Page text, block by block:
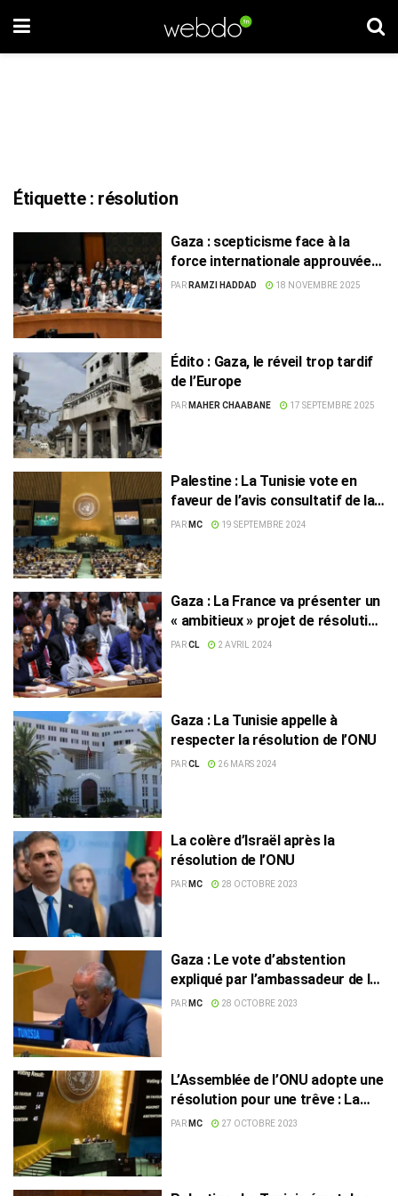
Étiquette : résolution
Gaza : scepticisme face à la
force internationale approuvée
par l’ONU
PAR RAMZI HADDAD 18 NOVEMBRE 2025
Édito : Gaza, le réveil trop tardif
de l’Europe
PAR MAHER CHAABANE 17 SEPTEMBRE 2025
Palestine : La Tunisie vote en
faveur de l’avis consultatif de la
CIJ
PAR MC 19 SEPTEMBRE 2024
Gaza : La France va présenter un
« ambitieux » projet de résolution
à l’ONU
PARCL 2 AVRIL 2024
Gaza : La Tunisie appelle à
respecter la résolution de l’ONU
PARCL 26 MARS 2024
La colère d’Israël après la
résolution de l’ONU
PAR MC 28 OCTOBRE 2023
Gaza : Le vote d’abstention
expliqué par l’ambassadeur de la
Tunisie à l’ONU
PAR MC 28 OCTOBRE 2023
L’Assemblée de l’ONU adopte une
résolution pour une trêve : La
Tunisie s’est abstenue !
PAR MC 27 OCTOBRE 2023